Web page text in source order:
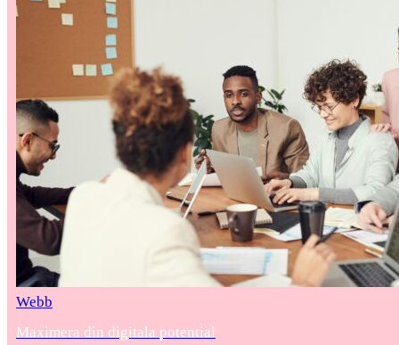
Webb
Maximera din digitala potential